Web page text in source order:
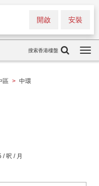
安裝
開啟
搜索香港樓盤
區 > 中環
/ 呎 / 月